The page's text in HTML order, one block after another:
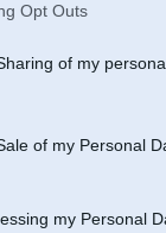
Opt Outs
of my
of my Personal
my Personal